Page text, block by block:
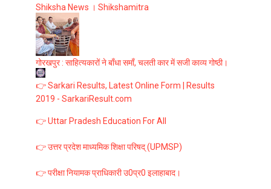
Shiksha News । Shikshamitra
गोरखपुर : साहित्यकारों ने बाँधा समाँ, चलती कार में सजी काव्य गोष्ठी।
👉 Sarkari Results, Latest Online Form | Results
2019 - SarkariResult.com
👉 Uttar Pradesh Education For All
👉 उत्तर प्रदेश माध्यमिक शिक्षा परिषद् (UPMSP)
👉 परीक्षा नियामक प्राधिकारी उ0प्र0 इलाहाबाद।